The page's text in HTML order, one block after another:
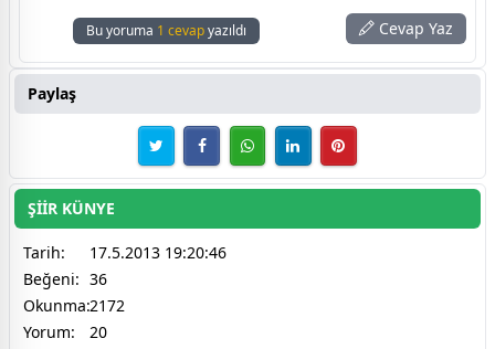
Bu yoruma 1 cevapyazıldı Cevap Yaz
Paylaş
ŞİİR KÜNYE
Tarih:
17.5.2013 19:20:46
Beğeni: 36
Okunma:2172
Yorum:
20